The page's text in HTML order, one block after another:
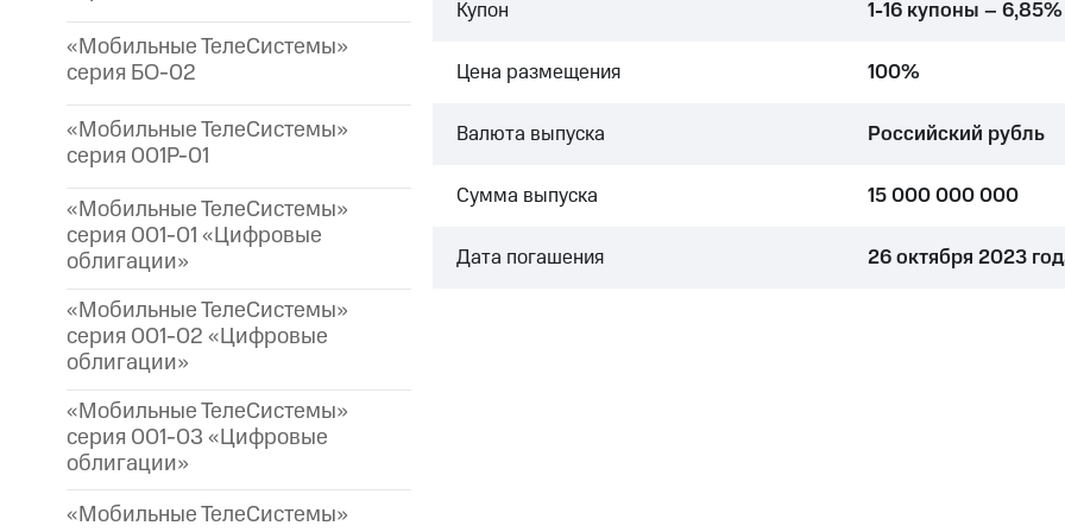
«Мобильные ТелеСистемы»
серия БО-02
«Мобильные ТелеСистемы»
серия 001P-01
«Мобильные ТелеСистемы»
серия 001-01 «Цифровые
облигации»
«Мобильные ТелеСистемы»
серия 001-02 «Цифровые
облигации»
«Мобильные ТелеСистемы»
серия 001-03 «Цифровые
облигации»
«Мобильные ТелеСистемы»
Купон 1-16 купоны – 6,85%
Цена размещения 100%
Валюта выпуска Российский рубль
Сумма выпуска 15 000 000 000
Дата погашения 26 октября 2023